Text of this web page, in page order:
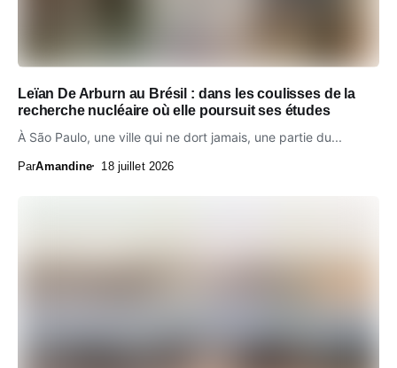
Leïan De Arburn au Brésil : dans les coulisses de la
recherche nucléaire où elle poursuit ses études
À São Paulo, une ville qui ne dort jamais, une partie du...
ParAmandine 18 juillet 2026